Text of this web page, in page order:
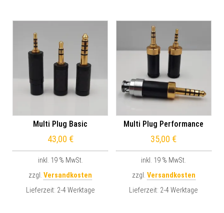
Multi Plug Basic
43,00 €
inkl. 19 % MwSt.
zzgl.Versandkosten
Lieferzeit: 2-4 Werktage
Multi Plug Performance
35,00 €
inkl. 19 % MwSt.
zzgl. Versandkosten
Lieferzeit: 2-4 Werktage